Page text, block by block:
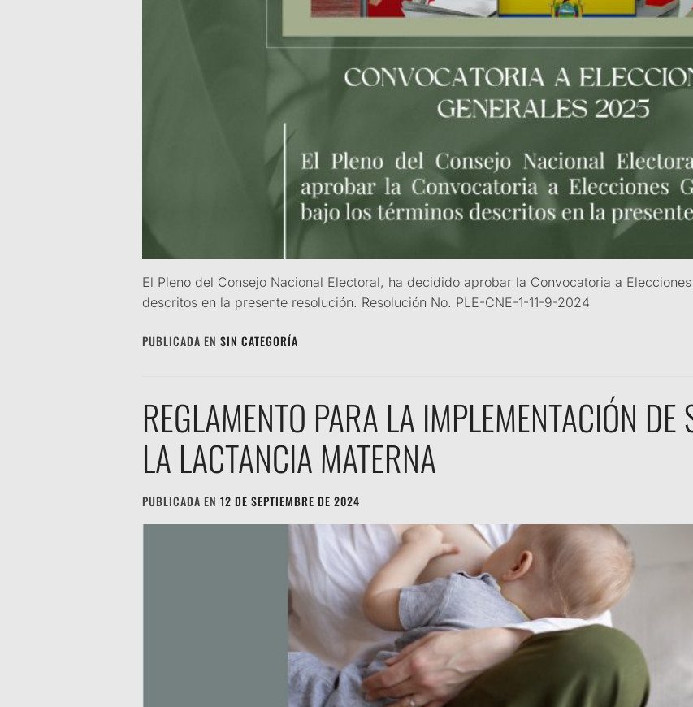
El Pleno del Consejo Nacional Electoral, ha decidido aprobar la Convocatoria a
descritos en la presente resolución. Resolución No. PLE-CNE-1-11-9-2024
PUBLICADA EN SIN CATEGORÍA
REGLAMENTO PARA LA IMPLEMENTACIÓN DE
LA LACTANCIA MATERNA
PUBLICADA EN 12 DE SEPTIEMBRE DE 2024